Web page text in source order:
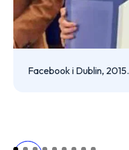
Facebook i Dublin, 2015.